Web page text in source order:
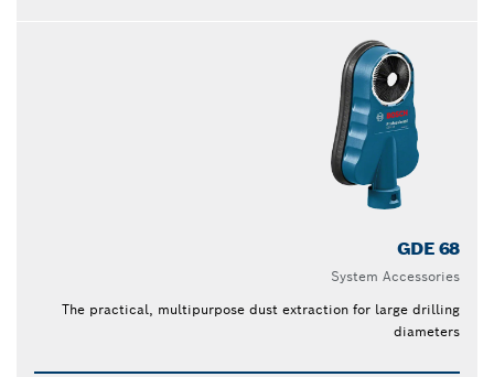
GDE 68
System Accessories
The practical, multipurpose dust extraction for large drilling
diameters